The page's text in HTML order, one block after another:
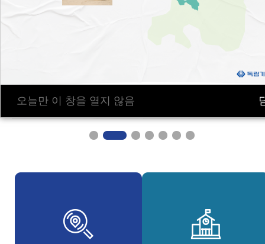
오늘만 이 창을 열지 않음